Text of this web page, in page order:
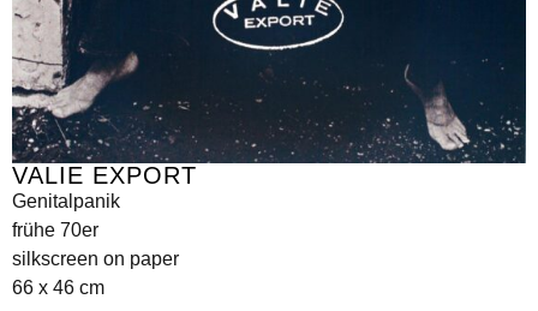
VALIE EXPORT
Genitalpanik
frühe 70er
silkscreen on paper
66 x 46 cm